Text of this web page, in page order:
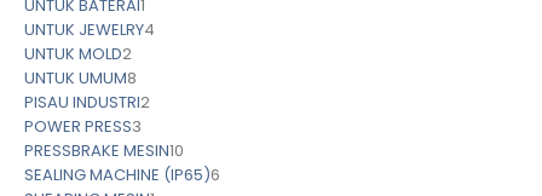
UNTUK BATERAI1
UNTUK JEWELRY4
UNTUK MOLD2
UNTUK UMUM8
PISAU INDUSTRI2
POWER PRESS3
PRESSBRAKE MESIN10
SEALING MACHINE (IP65)6